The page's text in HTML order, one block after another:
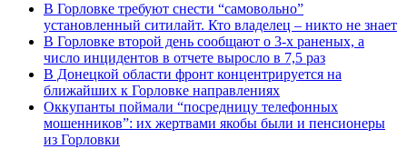
В Горловке требуют снести “самовольно”
установленный ситилайт. Кто владелец – никто не знает
В Горловке второй день сообщают о 3-х раненых, а
число инцидентов в отчете выросло в 7,5 раз
В Донецкой области фронт концентрируется на
ближайших к Горловке направлениях
Оккупанты поймали “посредницу телефонных
мошенников”: их жертвами якобы были и пенсионеры
из Горловки